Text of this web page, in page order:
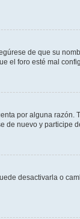
de que su
el foro esté mal
por alguna
de nuevo y participe
desactivarla o